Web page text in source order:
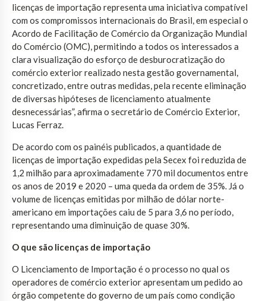
licenças de importação representa uma iniciativa compatível
com os compromissos internacionais do Brasil, em especial o
Acordo de Facilitação de Comércio da Organização Mundial
do Comércio (OMC), permitindo a todos os interessados a
clara visualização do esforço de desburocratização do
comércio exterior realizado nesta gestão governamental,
concretizado, entre outras medidas, pela recente eliminação
de diversas hipóteses de licenciamento atualmente
desnecessárias”, afirma o secretário de Comércio Exterior,
Lucas Ferraz.
De acordo com os painéis publicados, a quantidade de
licenças de importação expedidas pela Secex foi reduzida de
1,2 milhão para aproximadamente 770 mil documentos entre
os anos de 2019 e 2020 – uma queda da ordem de 35%. Já o
volume de licenças emitidas por milhão de dólar norte-
americano em importações caiu de 5 para 3,6 no período,
representando uma diminuição de quase 30%.
O que são licenças de importação
O Licenciamento de Importação é o processo no qual os
operadores de comércio exterior apresentam um pedido ao
órgão competente do governo de um país como condição